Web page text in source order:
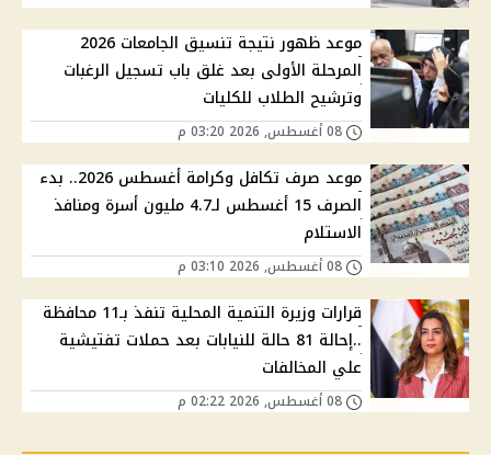
موعد ظهور نتيجة تنسيق الجامعات 2026
المرحلة الأولى بعد غلق باب تسجيل الرغبات
وترشيح الطلاب للكليات
موعد صرف تكافل وكرامة أغسطس 2026.. بدء
الصرف 15 أغسطس لـ4.7 مليون أسرة ومنافذ
الاستلام
قرارات وزيرة التنمية المحلية تنفذ بـ11 محافظة
..إحالة 81 حالة للنيابات بعد حملات تفتيشية
علي المخالفات